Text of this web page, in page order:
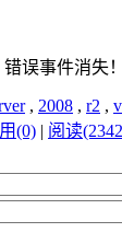
误事件消失！
, 2008 , r2 ,
(0) | 阅读